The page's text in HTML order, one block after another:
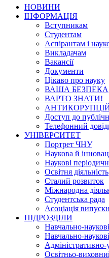
НОВИНИ
ІНФОРМАЦІЯ
Вступникам
Студентам
Аспірантам і
Викладачам
Вакансії
Документи
Цікаво про науку
ВАША БЕЗПЕКА
ВАРТО ЗНАТИ!
Доступ до
Телефонний
УНІВЕРСИТЕТ
Портрет ЧНУ
Наукова й
Наукові
Освітня діяльність
Сталий розвиток
Міжнародна
Студентська рада
Асоціація
ПІДРОЗДІЛИ
Навчально-
Навчально-
Адміністративно-
Освітньо-